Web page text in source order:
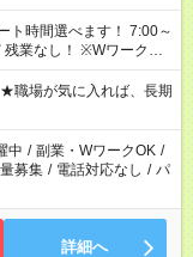
※Wワークの
就業はご案内できませ
社会保険への加入対象
の原則禁止）により、
場合があります
場が気に入れば、長期
中 / 副業・WワークOK /
募集 / 電話対応なし / パ
詳細へ